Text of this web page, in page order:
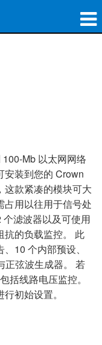
Mb 以太网网络
安装到您的 Crown
这款紧凑的模块可大
占用以往用于信号处
滤波器以及可使用
抗的负载监控。 此
10 个内部预设、
正弦波生成器。 若
括线路电压监控。
初始设置。